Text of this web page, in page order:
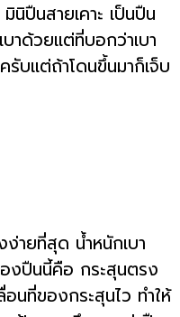
นิปืนสายเคาะ เป็นปืน
าด้วยแต่ที่บอกว่าเบา
รับแต่ถ้าโดนขึ้นมาก็เจ็บ
ายที่สุด น้ำหนักเบา
งปืนนี้คือ กระสุนตรง
นที่ของกระสุนไว ทำให้